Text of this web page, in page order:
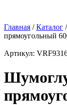
Главная /Каталог /
прямоугольный
Артикул: